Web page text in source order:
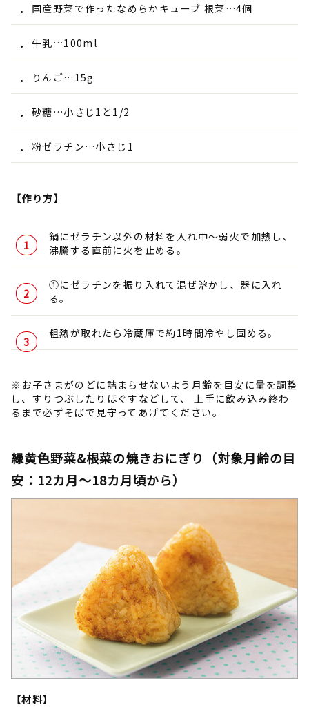
国産野菜で作ったなめらかキューブ 根菜…4個
牛乳…100ml
りんご…15g
砂糖…小さじ1と1/2
粉ゼラチン…小さじ1
【作り方】
鍋にゼラチン以外の材料を入れ中～弱火で加熱し、
沸騰する直前に火を止める。
①にゼラチンを振り入れて混ぜ溶かし、器に入れ
る。
粗熱が取れたら冷蔵庫で約1時間冷やし固める。
※お子さまがのどに詰まらせないよう月齢を目安に量を調整
し、すりつぶしたりほぐすなどして、 上手に飲み込み終わ
るまで必ずそばで見守ってあげてください。
緑黄色野菜&根菜の焼きおにぎり（対象月齢の目
安：12カ月～18カ月頃から）
【材料】